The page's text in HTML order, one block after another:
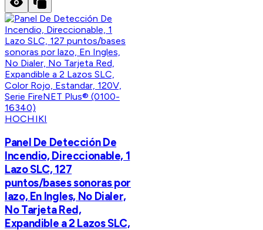
HOCHIKI
Panel De Detección De
Incendio, Direccionable, 1
Lazo SLC, 127
puntos/bases sonoras por
lazo, En Ingles, No Dialer,
No Tarjeta Red,
Expandible a 2 Lazos SLC,